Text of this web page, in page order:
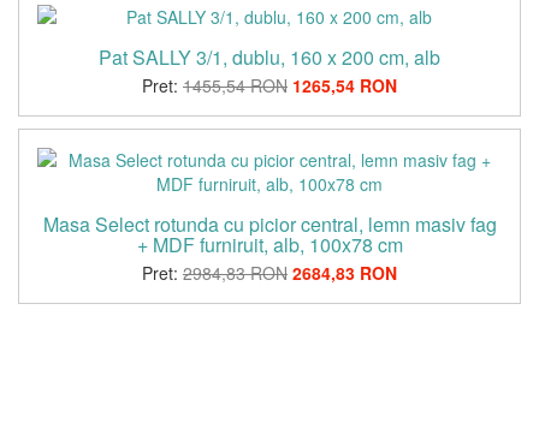
Pat SALLY 3/1, dublu, 160 x 200 cm, alb
Pret: 1455,54 RON 1265,54 RON
Masa Select rotunda cu picior central, lemn masiv fag
+ MDF furniruit, alb, 100x78 cm
Pret: 2984,83 RON 2684,83 RON